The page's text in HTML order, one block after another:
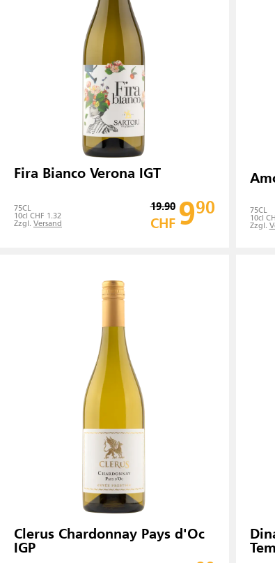
Fira Bianco Verona IGT
75CL
10cl CHF 1.32
Zzgl. Versand
19.90
CHF 990 75CL
10cl
Zzgl.
Clerus Chardonnay Pays d'Oc
IGP